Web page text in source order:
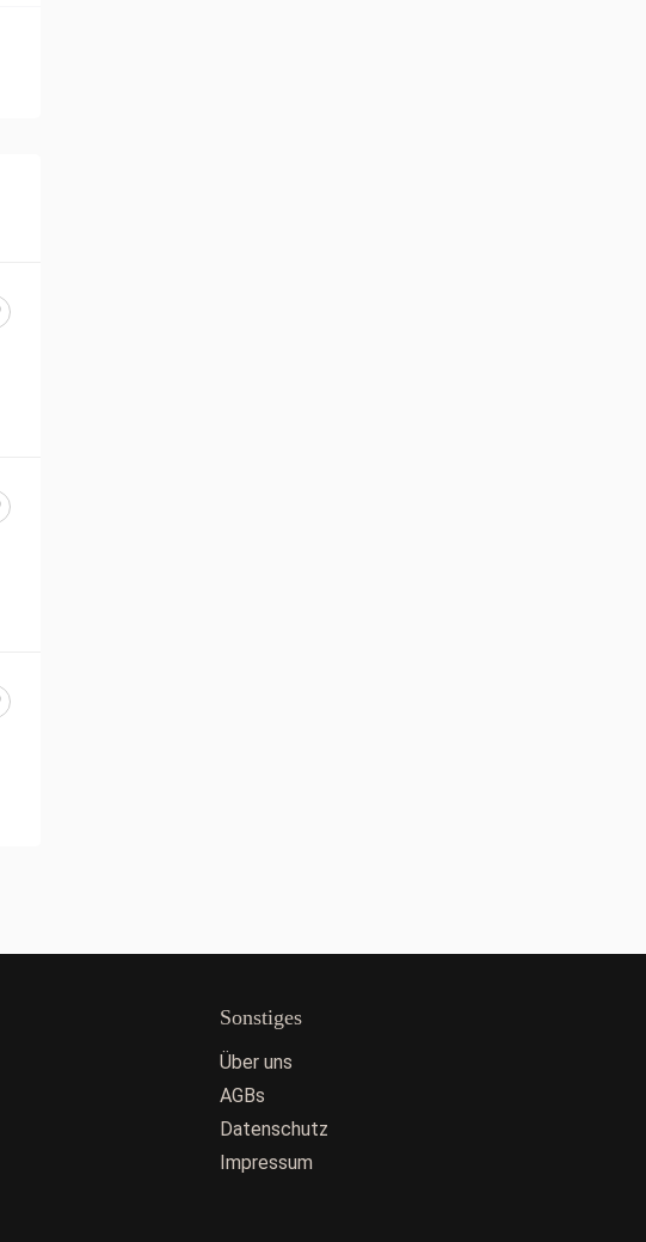
Sonstiges
Über uns
AGBs
Datenschutz
Impressum